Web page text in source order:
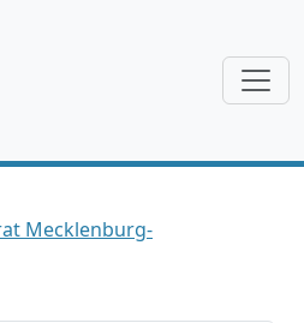
Mecklenburg-